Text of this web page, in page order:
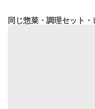
同じ惣菜・調理セット